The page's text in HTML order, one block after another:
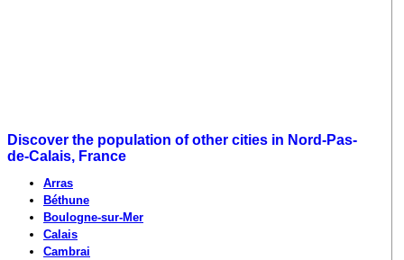
Discover the population of other cities in Nord-Pas-
de-Calais, France
Arras
Béthune
Boulogne-sur-Mer
Calais
Cambrai